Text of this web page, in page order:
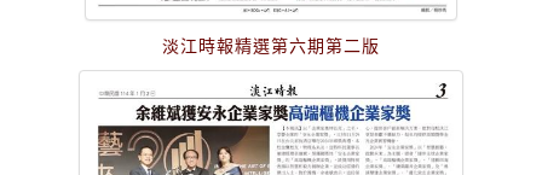
淡江時報精選第六期第二版